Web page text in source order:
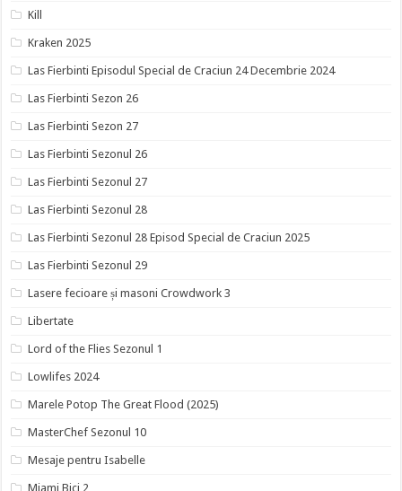
Kill
Kraken 2025
Las Fierbinti Episodul Special de Craciun 24 Decembrie 2024
Las Fierbinti Sezon 26
Las Fierbinti Sezon 27
Las Fierbinti Sezonul 26
Las Fierbinti Sezonul 27
Las Fierbinti Sezonul 28
Las Fierbinti Sezonul 28 Episod Special de Craciun 2025
Las Fierbinti Sezonul 29
Lasere fecioare și masoni Crowdwork 3
Libertate
Lord of the Flies Sezonul 1
Lowlifes 2024
Marele Potop The Great Flood (2025)
MasterChef Sezonul 10
Mesaje pentru Isabelle
Miami Bici 2